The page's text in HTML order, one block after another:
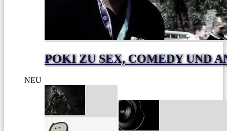
POKI ZU SEX, COMEDY UND
NEU